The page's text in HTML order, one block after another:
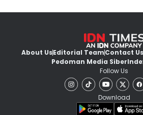
About UsEditorial TeamContact Us
Pedoman Media Siber
Follow Us
Download